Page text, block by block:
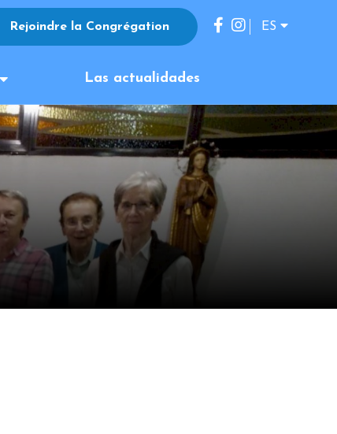
Rejoindre la Congrégation ES
IT
Las actualidades